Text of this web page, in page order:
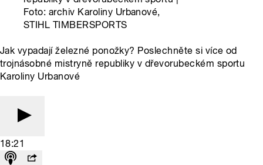
Foto: archiv Karoliny Urbanové,
STIHL TIMBERSPORTS
Jak vypadají železné ponožky? Poslechněte si více od
trojnásobné mistryně republiky v dřevorubeckém sportu
Karoliny Urbanové
18:21